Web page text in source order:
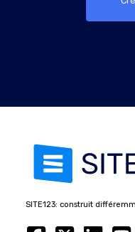
SITE123: construit